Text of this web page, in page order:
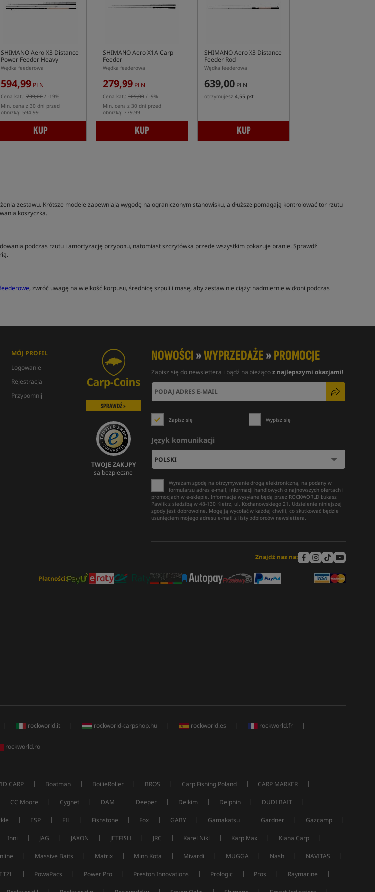
SHIMANO Aero X3 Distance
Power Feeder Heavy
Wędka feederowa
594,99 PLN
Cena kat.: 739,00 / -19%
Min. cena z 30 dni przed
obniżką: 594.99
KUP
SHIMANO Aero X1A Carp
Feeder
Wędka feederowa
279,99 PLN
Cena kat.: 309,00 / -9%
Min. cena z 30 dni przed
obniżką: 279.99
KUP
SHIMANO Aero X3 Distance
Feeder Rod
Wędka feederowa
639,00 PLN
otrzymujesz 4,55 pkt
KUP
zestawu. Krótsze modele zapewniają wygodę na ograniczonym stanowisku, a dłuższe pomagają kontrolować tor rzutu
koszyczka.
podczas rzutu i amortyzację przyponu, natomiast szczytówka przede wszystkim pokazuje branie. Sprawdź
, zwróć uwagę na wielkość korpusu, średnicę szpuli i masę, aby zestaw nie ciążył nadmiernie w dłoni podczas
NOWOŚCI»WYPRZEDAŻE»PROMOCJE
Zapisz się do newslettera i bądź na bieżącoz najlepszymi okazjami!
Zapisz się Wypisz się
Język komunikacji
Wyrażam zgodę na otrzymywanie drogą elektroniczną, na podany w
formularzu adres e-mail, informacji handlowych o najnowszych ofertach i
promocjach w e-sklepie. Informacje wysyłane będą przez ROCKWORLD Łukasz
Pawlik z siedzibą w 48-130 Kietrz, ul. Kochanowskiego 21. Udzielenie niniejszej
zgody jest dobrowolne. Mogę ją wycofać w każdej chwili, co skutkować będzie
usunięciem mojego adresu e-mail z listy odbiorców newslettera.
Znajdź nas na:
Płatności:
MÓJ PROFIL
Logowanie
Rejestracja
Przypomnij
SPRAWDŹ »
TWOJE ZAKUPY
są bezpieczne
| rockworld.it | rockworld-carpshop.hu | rockworld.es | rockworld.fr |
rockworld.ro
CARP | Boatman | BoilieRoller | BROS | Carp Fishing Poland | CARP MARKER |
CC Moore | Cygnet | DAM | Deeper | Delkim | Delphin | DUDI BAIT |
| ESP | FIL | Fishstone | Fox | GABY | Gamakatsu | Gardner | Gazcamp |
Inni | JAG | JAXON | JETFISH | JRC | Karel Nikl | Karp Max | Kiana Carp |
| Massive Baits | Matrix | Minn Kota | Mivardi | MUGGA | Nash | NAVITAS |
| PowaPacs | Power Pro | Preston Innovations | Prologic | Pros | Raymarine |